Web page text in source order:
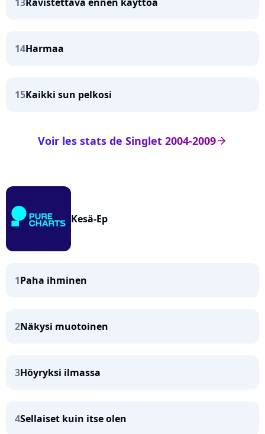
14Harmaa
15Kaikki sun pelkosi
arrow_right
Voir les stats de Singlet 2004-2009
Kesä-Ep
1Paha ihminen
2Näkysi muotoinen
3Höyryksi ilmassa
4Sellaiset kuin itse olen